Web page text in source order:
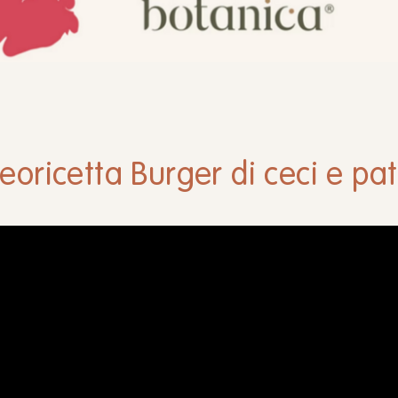
Burger di ceci e